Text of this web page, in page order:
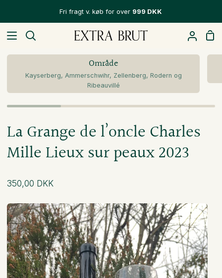
indhold
Fri fragt v. køb for over 999 DKK
Søg
Min
Konto
Område
Kayserberg, Ammerschwihr, Zellenberg, Rodern og
Ribeauvillé
La Grange de l’oncle Charles
Mille Lieux sur peaux 2023
350,00 DKK